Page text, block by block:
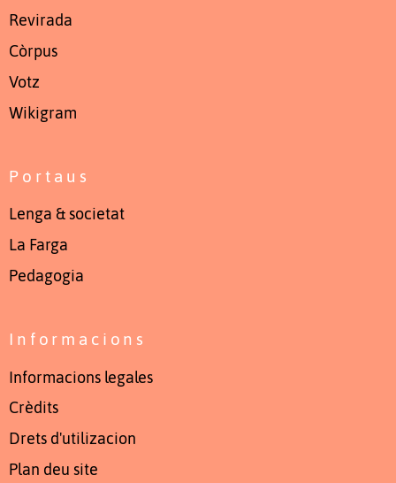
Revirada
Còrpus
Votz
Wikigram
Portaus
Lenga & societat
La Farga
Pedagogia
Informacions
Informacions legales
Crèdits
Drets d'utilizacion
Plan deu site